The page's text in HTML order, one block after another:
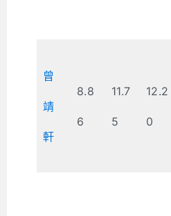
曾
靖
軒
8.8
6
11.7
5
12.2
0